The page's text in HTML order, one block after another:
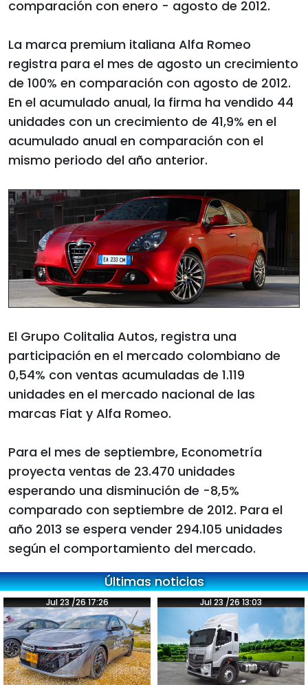
comparación con enero - agosto de 2012.
La marca premium italiana Alfa Romeo
registra para el mes de agosto un crecimiento
de 100% en comparación con agosto de 2012.
En el acumulado anual, la firma ha vendido 44
unidades con un crecimiento de 41,9% en el
acumulado anual en comparación con el
mismo periodo del año anterior.
El Grupo Colitalia Autos, registra una
participación en el mercado colombiano de
0,54% con ventas acumuladas de 1.119
unidades en el mercado nacional de las
marcas Fiat y Alfa Romeo.
Para el mes de septiembre, Econometría
proyecta ventas de 23.470 unidades
esperando una disminución de -8,5%
comparado con septiembre de 2012. Para el
año 2013 se espera vender 294.105 unidades
según el comportamiento del mercado.
Últimas noticias
Jul 23 /26 17:26 Jul 23 /26 13:03